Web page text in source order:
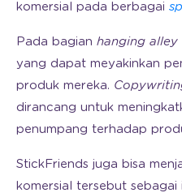
komersial pada berbagai
Pada bagian hanging alley
yang dapat meyakinkan
produk mereka.
dirancang untuk
penumpang terhadap
StickFriends juga bisa
komersial tersebut sebagai